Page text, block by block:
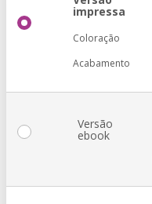
impressa
Coloração
Acabamento
Versão
ebook